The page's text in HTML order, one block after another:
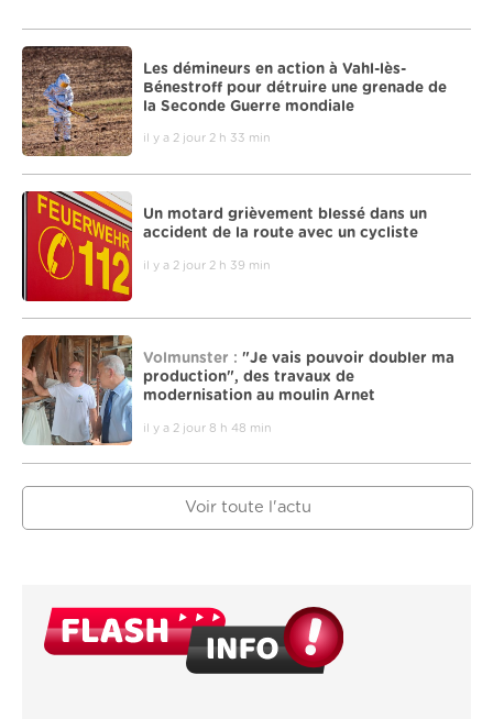
Les démineurs en action à Vahl-lès-
Bénestroff pour détruire une grenade de
la Seconde Guerre mondiale
il y a 2 jour 2 h 33 min
Un motard grièvement blessé dans un
accident de la route avec un cycliste
il y a 2 jour 2 h 39 min
Volmunster : "Je vais pouvoir doubler ma
production", des travaux de
modernisation au moulin Arnet
il y a 2 jour 8 h 48 min
Voir toute l'actu